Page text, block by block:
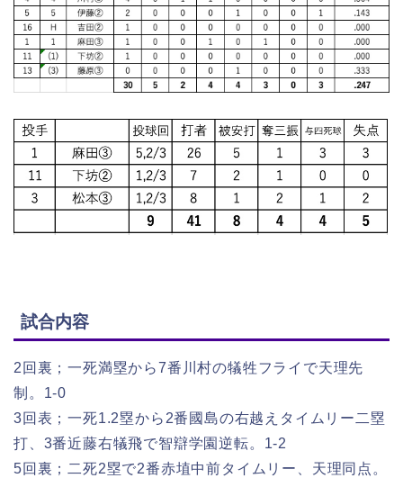
試合内容
2回裏；一死満塁から7番川村の犠牲フライで天理先
制。1-0
3回表；一死1.2塁から2番國島の右越えタイムリー二塁
打、3番近藤右犠飛で智辯学園逆転。1-2
5回裏；二死2塁で2番赤埴中前タイムリー、天理同点。